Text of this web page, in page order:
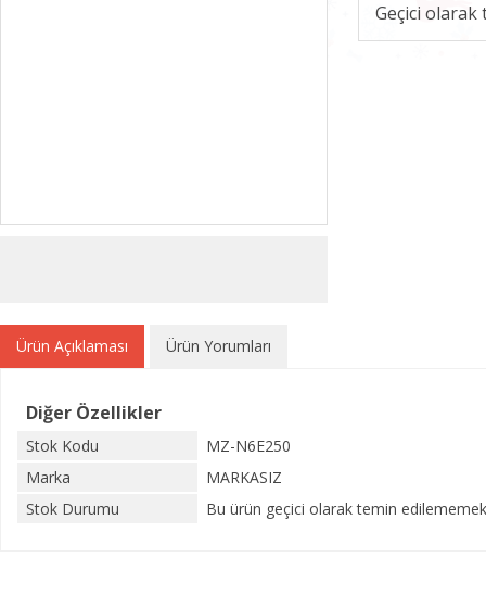
Geçici
Ürün Açıklaması Ürün Yorumları
Diğer Özellikler
Stok Kodu
MZ-N6E250
Marka
MARKASIZ
Stok Durumu
Bu ürün geçici olarak temin